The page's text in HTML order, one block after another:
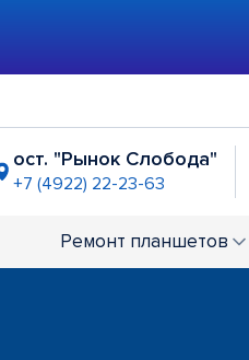
ост. "Рынок Слобода"
+7 (4922) 22-23-63
Ремонт планшетов